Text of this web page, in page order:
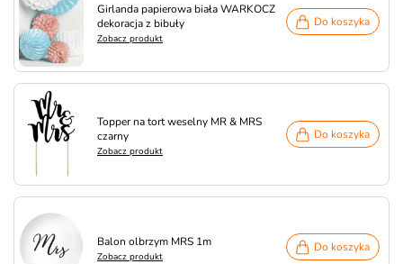
Girlanda papierowa biała WARKOCZ
dekoracja z bibuły
Zobacz produkt
Do koszyka
Topper na tort weselny MR & MRS
czarny
Zobacz produkt
Do koszyka
Balon olbrzym MRS 1m
Zobacz produkt
Do koszyka